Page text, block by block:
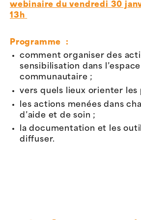
webinaire du vendredi 30
13h
Programme :
comment organiser des
sensibilisation dans
communautaire ;
vers quels lieux orienter les
les actions menées dans
d’aide et de soin ;
la documentation et les
diffuser.